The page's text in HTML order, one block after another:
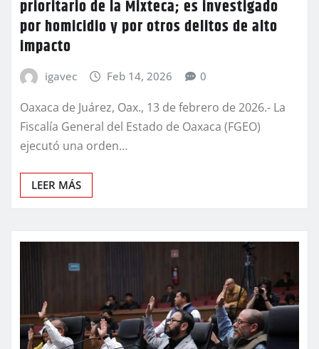
prioritario de la Mixteca; es investigado
por homicidio y por otros delitos de alto
impacto
igavec Feb 14, 2026 0
Oaxaca de Juárez, Oax., 13 de febrero de 2026.- La
Fiscalía General del Estado de Oaxaca (FGEO)
ejecutó una orden…
LEER MÁS